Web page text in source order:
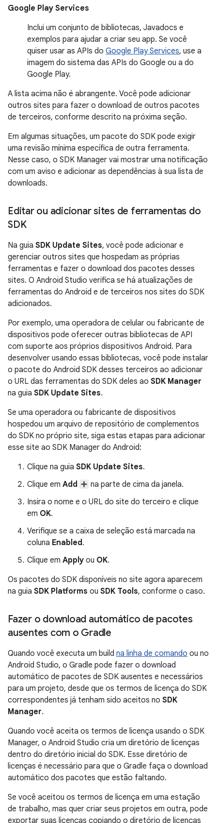
Google Play Services
Inclui um conjunto de bibliotecas, Javadocs e
exemplos para ajudar a criar seu app. Se você
quiser usar as APIs do Google Play Services, use a
imagem do sistema das APIs do Google ou a do
Google Play.
A lista acima não é abrangente. Você pode adicionar
outros sites para fazer o download de outros pacotes
de terceiros, conforme descrito na próxima seção.
Em algumas situações, um pacote do SDK pode exigir
uma revisão mínima específica de outra ferramenta.
Nesse caso, o SDK Manager vai mostrar uma notificação
com um aviso e adicionar as dependências à sua lista de
downloads.
Editar ou adicionar sites de ferramentas do
SDK
Na guia SDK Update Sites, você pode adicionar e
gerenciar outros sites que hospedam as próprias
ferramentas e fazer o download dos pacotes desses
sites. O Android Studio verifica se há atualizações de
ferramentas do Android e de terceiros nos sites do SDK
adicionados.
Por exemplo, uma operadora de celular ou fabricante de
dispositivos pode oferecer outras bibliotecas de API
com suporte aos próprios dispositivos Android. Para
desenvolver usando essas bibliotecas, você pode instalar
o pacote do Android SDK desses terceiros ao adicionar
o URL das ferramentas do SDK deles ao SDK Manager
na guia SDK Update Sites.
Se uma operadora ou fabricante de dispositivos
hospedou um arquivo de repositório de complementos
do SDK no próprio site, siga estas etapas para adicionar
esse site ao SDK Manager do Android:
Clique na guia SDK Update Sites.
Clique em Add
na parte de cima da janela.
Insira o nome e o URL do site do terceiro e clique
em OK.
Verifique se a caixa de seleção está marcada na
coluna Enabled.
Clique em Apply ou OK.
Os pacotes do SDK disponíveis no site agora aparecem
na guia SDK Platforms ou SDK Tools, conforme o caso.
Fazer o download automático de pacotes
ausentes com o Gradle
Quando você executa um build na linha de comando ou no
Android Studio, o Gradle pode fazer o download
automático de pacotes de SDK ausentes e necessários
para um projeto, desde que os termos de licença do SDK
correspondentes já tenham sido aceitos no SDK
Manager.
Quando você aceita os termos de licença usando o SDK
Manager, o Android Studio cria um diretório de licenças
dentro do diretório inicial do SDK. Esse diretório de
licenças é necessário para que o Gradle faça o download
automático dos pacotes que estão faltando.
Se você aceitou os termos de licença em uma estação
de trabalho, mas quer criar seus projetos em outra, pode
exportar suas licenças copiando o diretório de licenças